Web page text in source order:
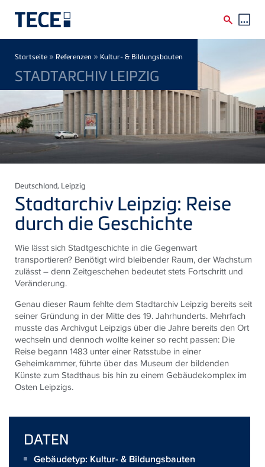
Breadcrumb
Startseite » Referenzen » Kultur- & Bildungsbauten
STADTARCHIV LEIPZIG
Deutschland, Leipzig
Stadtarchiv Leipzig: Reise
durch die Geschichte
Wie lässt sich Stadtgeschichte in die Gegenwart
transportieren? Benötigt wird bleibender Raum, der Wachstum
zulässt – denn Zeitgeschehen bedeutet stets Fortschritt und
Veränderung.
Genau dieser Raum fehlte dem Stadtarchiv Leipzig bereits seit
seiner Gründung in der Mitte des 19. Jahrhunderts. Mehrfach
musste das Archivgut Leipzigs über die Jahre bereits den Ort
wechseln und dennoch wollte keiner so recht passen: Die
Reise begann 1483 unter einer Ratsstube in einer
Geheimkammer, führte über das Museum der bildenden
Künste zum Stadthaus bis hin zu einem Gebäudekomplex im
Osten Leipzigs.
DATEN
Gebäudetyp: Kultur- & Bildungsbauten